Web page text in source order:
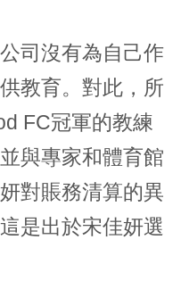
司沒有為自己作
教育。對此，所
FC冠軍的教練
與專家和體育館
對賬務清算的異
是出於宋佳妍選